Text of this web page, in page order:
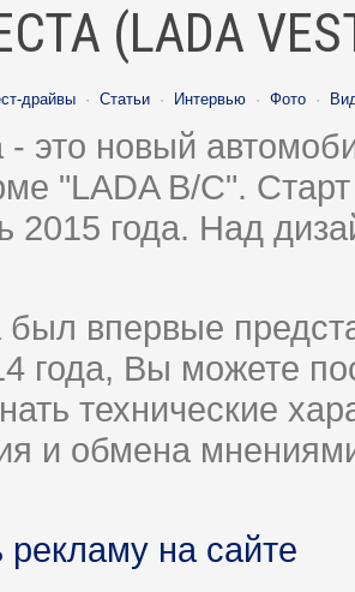
(LADA
драйвы · Статьи · Интервью · Фото ·
- это новый
"LADA B/C".
2015 года. Над
был впервые
года, Вы можете
технические
и обмена
рекламу на сайте